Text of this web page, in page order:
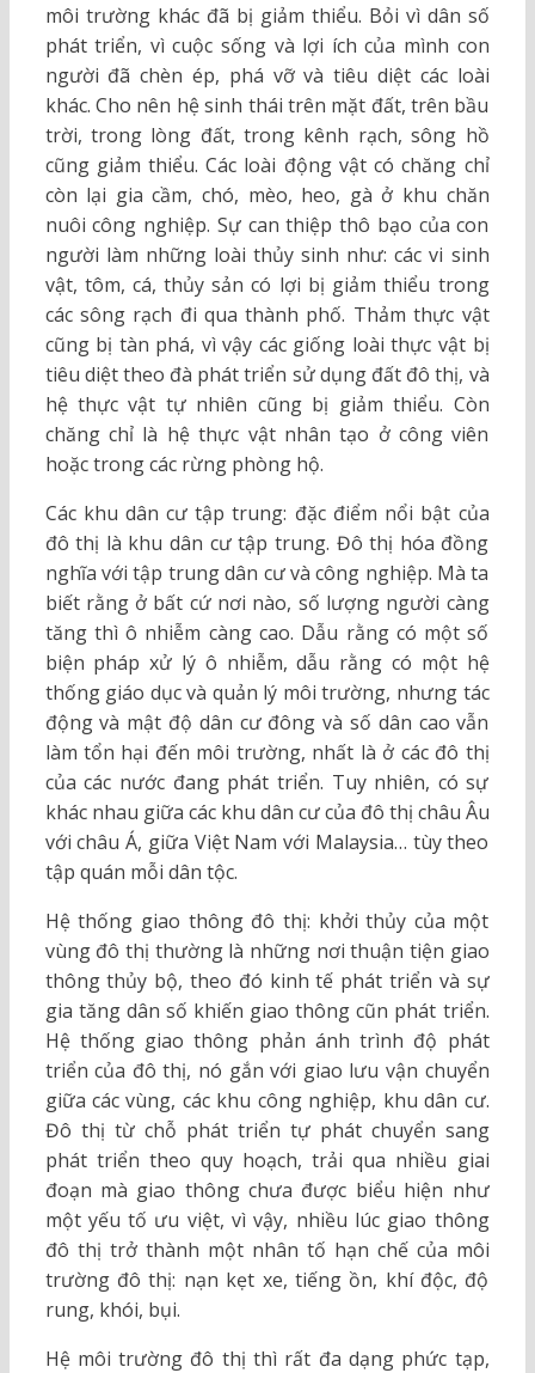
môi trường khác đã bị giảm thiểu. Bỏi vì dân số
phát triển, vì cuộc sống và lợi ích của mình con
người đã chèn ép, phá vỡ và tiêu diệt các loài
khác. Cho nên hệ sinh thái trên mặt đất, trên bầu
trời, trong lòng đất, trong kênh rạch, sông hồ
cũng giảm thiểu. Các loài động vật có chăng chỉ
còn lại gia cầm, chó, mèo, heo, gà ở khu chăn
nuôi công nghiệp. Sự can thiệp thô bạo của con
người làm những loài thủy sinh như: các vi sinh
vật, tôm, cá, thủy sản có lợi bị giảm thiểu trong
các sông rạch đi qua thành phố. Thảm thực vật
cũng bị tàn phá, vì vậy các giống loài thực vật bị
tiêu diệt theo đà phát triển sử dụng đất đô thị, và
hệ thực vật tự nhiên cũng bị giảm thiểu. Còn
chăng chỉ là hệ thực vật nhân tạo ở công viên
hoặc trong các rừng phòng hộ.
Các khu dân cư tập trung: đặc điểm nổi bật của
đô thị là khu dân cư tập trung. Đô thị hóa đồng
nghĩa với tập trung dân cư và công nghiệp. Mà ta
biết rằng ở bất cứ nơi nào, số lượng người càng
tăng thì ô nhiễm càng cao. Dẫu rằng có một số
biện pháp xử lý ô nhiễm, dẫu rằng có một hệ
thống giáo dục và quản lý môi trường, nhưng tác
động và mật độ dân cư đông và số dân cao vẫn
làm tổn hại đến môi trường, nhất là ở các đô thị
của các nước đang phát triển. Tuy nhiên, có sự
khác nhau giữa các khu dân cư của đô thị châu Âu
với châu Á, giữa Việt Nam với Malaysia… tùy theo
tập quán mỗi dân tộc.
Hệ thống giao thông đô thị: khởi thủy của một
vùng đô thị thường là những nơi thuận tiện giao
thông thủy bộ, theo đó kinh tế phát triển và sự
gia tăng dân số khiến giao thông cũn phát triển.
Hệ thống giao thông phản ánh trình độ phát
triển của đô thị, nó gắn với giao lưu vận chuyển
giữa các vùng, các khu công nghiệp, khu dân cư.
Đô thị từ chỗ phát triển tự phát chuyển sang
phát triển theo quy hoạch, trải qua nhiều giai
đoạn mà giao thông chưa được biểu hiện như
một yếu tố ưu việt, vì vậy, nhiều lúc giao thông
đô thị trở thành một nhân tố hạn chế của môi
trường đô thị: nạn kẹt xe, tiếng ồn, khí độc, độ
rung, khói, bụi.
Hệ môi trường đô thị thì rất đa dạng phức tạp,